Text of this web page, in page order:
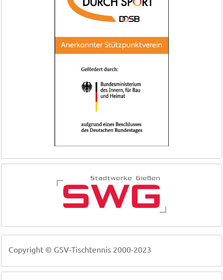
Copyright © GSV-Tischtennis 2000-2023